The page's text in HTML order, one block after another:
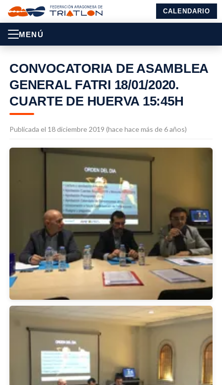
CALENDARIO
MENÚ
CONVOCATORIA DE ASAMBLEA
GENERAL FATRI 18/01/2020.
CUARTE DE HUERVA 15:45H
Publicada el 18 diciembre 2019 (hace hace más de 6 años)